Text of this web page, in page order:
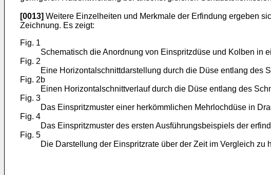
[0013] Weitere Einzelheiten und Merkmale der Erfindung ergeben
Zeichnung. Es zeigt:
Fig. 1
Schematisch die Anordnung von Einspritzdüse und Kolben in
Fig. 2
Eine Horizontalschnittdarstellung durch die Düse entlang des
Fig. 2b
Einen Horizontalschnittverlauf durch die Düse entlang des
Fig. 3
Das Einspritzmuster einer herkömmlichen Mehrlochdüse in
Fig. 4
Das Einspritzmuster des ersten Ausführungsbeispiels der
Fig. 5
Die Darstellung der Einspritzrate über der Zeit im Vergleich zu